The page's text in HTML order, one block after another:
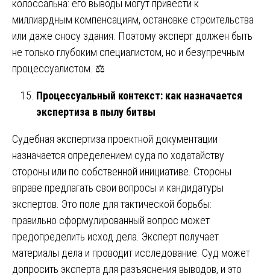
колоссальна: его выводы могут привести к
миллиардным компенсациям, остановке строительства
или даже сносу здания. Поэтому эксперт должен быть
не только глубоким специалистом, но и безупречным
процессуалистом. ⚖️
Процессуальный контекст: как назначается
экспертиза в пылу битвы
Судебная экспертиза проектной документации
назначается определением суда по ходатайству
стороны или по собственной инициативе. Стороны
вправе предлагать свои вопросы и кандидатуры
экспертов. Это поле для тактической борьбы:
правильно сформулированный вопрос может
предопределить исход дела. Эксперт получает
материалы дела и проводит исследование. Суд может
допросить эксперта для разъяснения выводов, и это